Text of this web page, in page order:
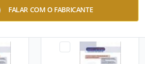
FALAR COM O FABRICANTE